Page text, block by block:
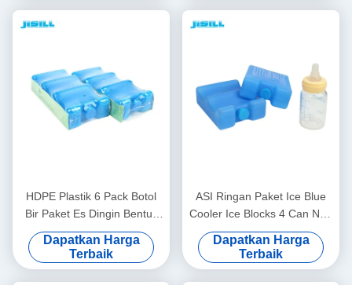
HDPE Plastik 6 Pack Botol
Bir Paket Es Dingin Bentuk
Melengkung Anti Bocor
Dapatkan Harga
Terbaik
ASI Ringan Paket Ice Blue
Cooler Ice Blocks 4 Can Non
Toxic
Dapatkan Harga
Terbaik